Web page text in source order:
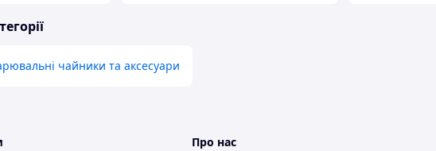
чайники та аксесуари
Про нас